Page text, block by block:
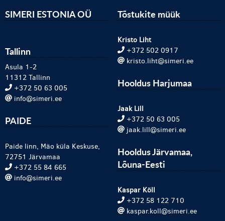
SIMERI ESTONIA OÜ
Tallinn
Asula 1-2
11312 Tallinn
+372 50 63 005
info@simeri.ee
PAIDE
Paide linn, Mäo küla Keskuse,
72751 Järvamaa
+372 55 84 665
info@simeri.ee
Tõstukite müük
Kristo Liht
+372 502 0917
kristo.liht@simeri.ee
Hooldus Harjumaa
Jaak Lill
+372 50 63 005
jaak.lill@simeri.ee
Hooldus Järvamaa,
Lõuna-Eesti
Kaspar Köll
+372 58 122 710
kaspar.koll@simeri.ee